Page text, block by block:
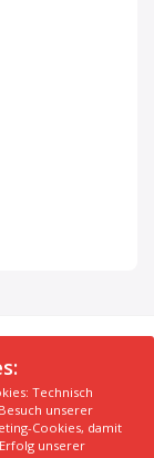
FAQ
#1
#3
Technisch
unserer
Cookies, damit
unserer